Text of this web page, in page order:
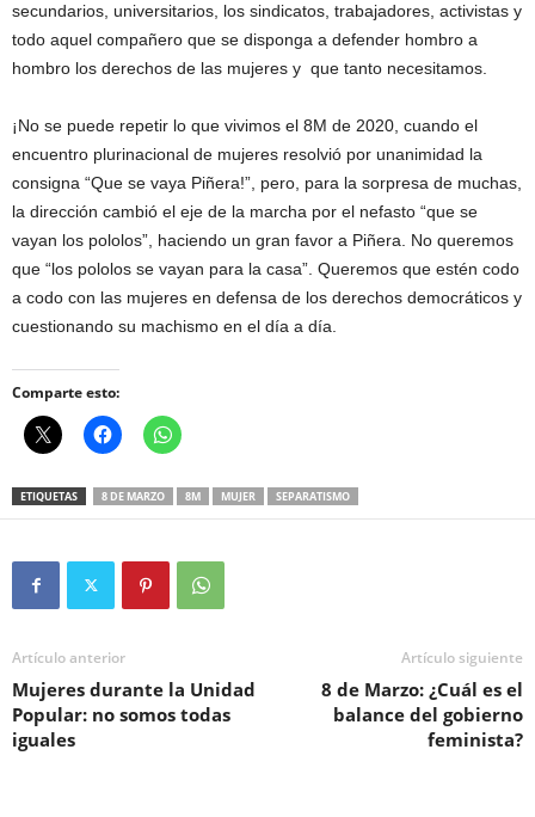
secundarios, universitarios, los sindicatos, trabajadores, activistas y
todo aquel compañero que se disponga a defender hombro a
hombro los derechos de las mujeres y que tanto necesitamos.
¡No se puede repetir lo que vivimos el 8M de 2020, cuando el
encuentro plurinacional de mujeres resolvió por unanimidad la
consigna “Que se vaya Piñera!”, pero, para la sorpresa de muchas,
la dirección cambió el eje de la marcha por el nefasto “que se
vayan los pololos”, haciendo un gran favor a Piñera. No queremos
que “los pololos se vayan para la casa”. Queremos que estén codo
a codo con las mujeres en defensa de los derechos democráticos y
cuestionando su machismo en el día a día.
Comparte esto:
ETIQUETAS 8 DE MARZO 8M MUJER SEPARATISMO
Artículo anterior
Mujeres durante la Unidad
Popular: no somos todas
iguales
Artículo siguiente
8 de Marzo: ¿Cuál es el
balance del gobierno
feminista?